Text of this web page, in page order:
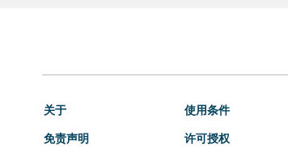
关于
免责声明
使用条件
许可授权